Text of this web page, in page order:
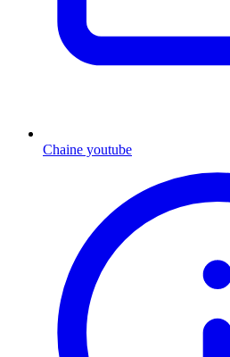
Chaine youtube